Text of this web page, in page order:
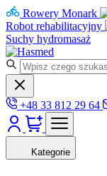
Rowery Monark
Robot rehabilitacyjny
Suchy hydromasaż
+48 33 812 29 64
Kategorie